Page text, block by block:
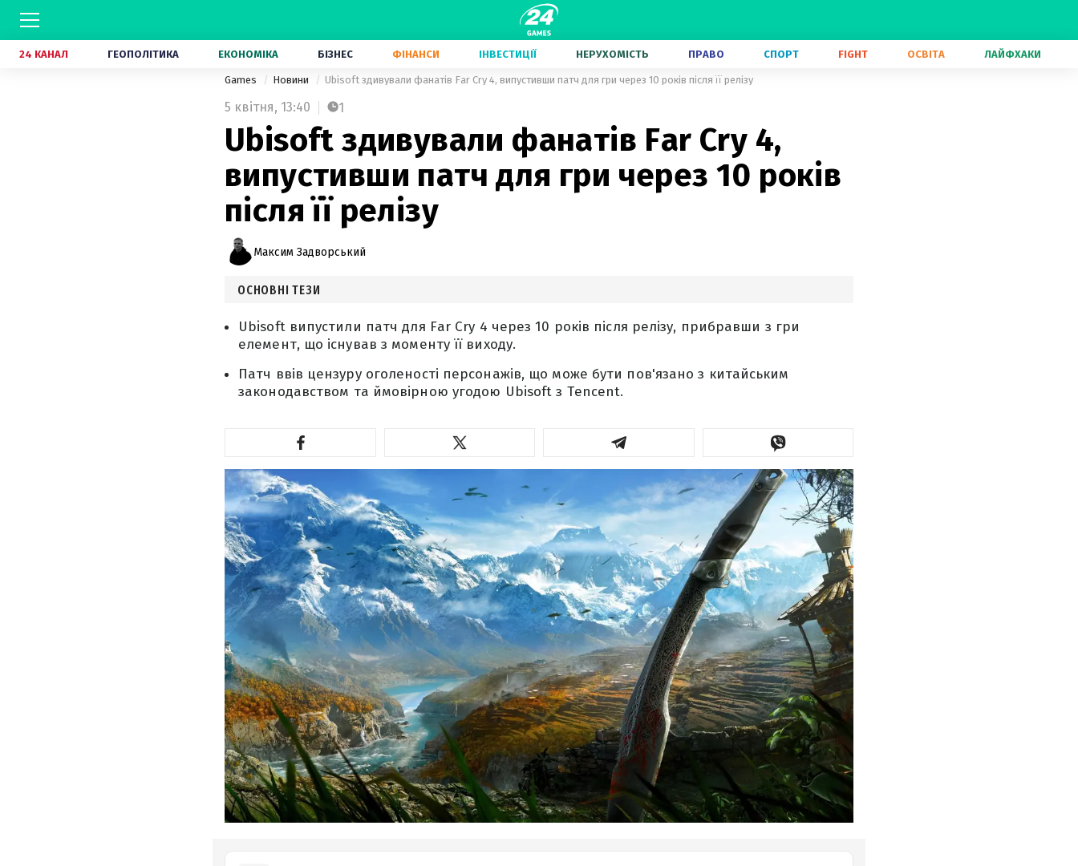
24 КАНАЛ ГЕОПОЛІТИКА ЕКОНОМІКА БІЗНЕС ФІНАНСИ ІНВЕСТИЦІЇ НЕРУХОМІСТЬ ПРАВО СПОРТ FIGHT ОСВІТА ЛАЙФХАКИ
Games Новини Ubisoft здивували фанатів Far Cry 4, випустивши патч для гри через 10 років після її релізу
5 квітня, 13:40 1
Ubisoft здивували фанатів Far Cry 4,
випустивши патч для гри через 10 років
після її релізу
Максим Задворський
ОСНОВНІ ТЕЗИ
Ubisoft випустили патч для Far Cry 4 через 10 років після релізу, прибравши з гри
елемент, що існував з моменту її виходу.
Патч ввів цензуру оголеності персонажів, що може бути пов'язано з китайським
законодавством та ймовірною угодою Ubisoft з Tencent.